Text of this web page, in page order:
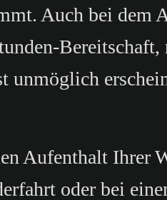
Auch bei dem
Aufenthalt Ihrer
oder bei